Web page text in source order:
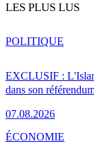
LES PLUS LUS
EXCLUSIF :
dans son
07.08.2026
POLITIQUE
ÉCONOMIE